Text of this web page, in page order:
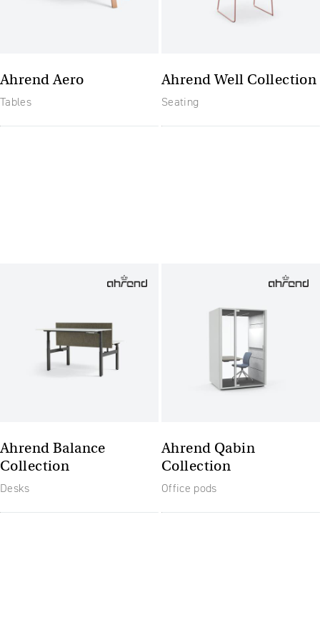
Ahrend Aero
Tables
Ahrend Well Collection
Seating
Ahrend Balance
Collection
Desks
Ahrend Qabin
Collection
Office pods